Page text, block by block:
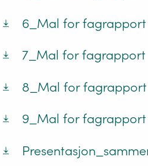
6_Mal for fagrapport
7_Mal for fagrapport
8_Mal for
9_Mal for